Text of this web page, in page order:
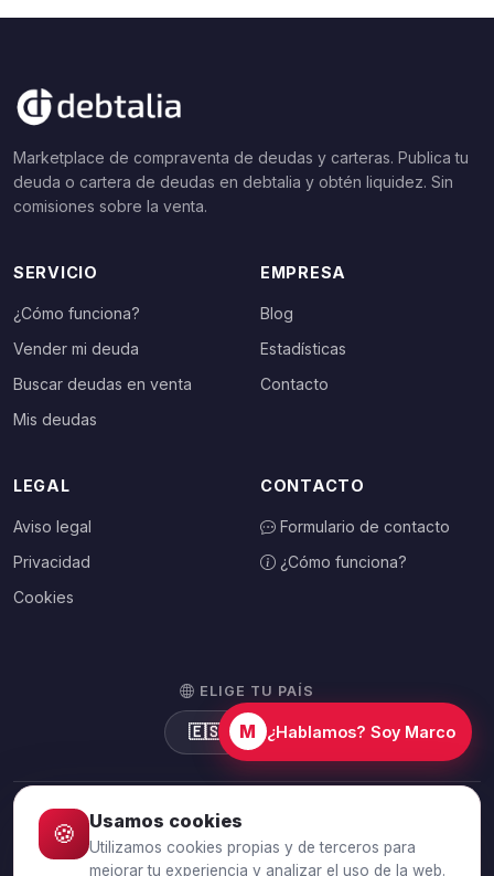
Marketplace de compraventa de deudas y carteras. Publica tu
deuda o cartera de deudas en debtalia y obtén liquidez. Sin
comisiones sobre la venta.
SERVICIO
¿Cómo funciona?
Vender mi deuda
Buscar deudas en venta
Mis deudas
EMPRESA
Blog
Estadísticas
Contacto
LEGAL
Aviso legal
Privacidad
Cookies
CONTACTO
Formulario de contacto
¿Cómo funciona?
ELIGE TU PAÍS
🇪🇸 España
© 2026 Debtalia.com. Todos los derechos reservados.
Conexión segura SSL · Pago seguro con Stripe
M ¿Hablamos? Soy Marco
🍪 Usamos cookies
Utilizamos cookies propias y de terceros para
mejorar tu experiencia y analizar el uso de la web.